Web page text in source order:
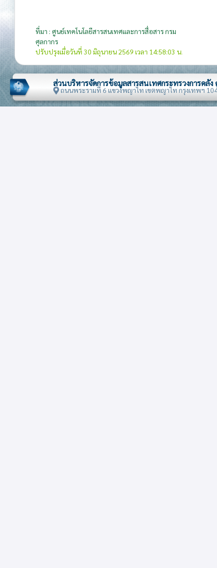
ที่มา : ศูนย์เทคโนโลยีสารสนเทศและการสื่อสาร กรม
ศุลกากร
ปรับปรุงเมื่อวันที่ 30 มิถุนายน 2569 เวลา 14:58:03 น.
ส่วนบริหารจัดการข้อมูลสารสนเทศกระทรวงการคลั
ถนนพระรามที่ 6 แขวงพญาไท เขตพญาไท กรุงเทพฯ